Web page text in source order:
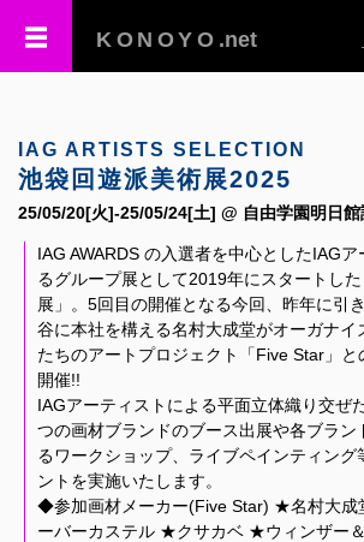
KONOYO .net
IAG ARTISTS SELECTION
池袋回遊派美術展2025
25/05/20[火]-25/05/24[土] @ 自由学園明日館
IAG AWARDS の入選者を中心としたIAGア
るグループ展として2019年にスタートし
展」。5回目の開催となる今回、昨年に引
谷に本社を構える名村大成堂がオーガナイ
たちのアートプロジェクト「Five Star」と
開催!!
IAGアーティストによる平面立体織り交ぜ
つの画材ブランドのブース出展や各ブラン
るワークショップ、ライブペインティング
ントを実施いたします。
◆参加画材メーカー(Five Star) ★名村大
ーバーカステル ★クサカベ ★ウィンザー